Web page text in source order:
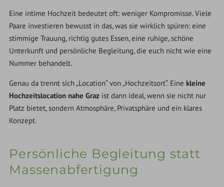
Eine intime Hochzeit bedeutet oft: weniger Kompromisse. Viele
Paare investieren bewusst in das, was sie wirklich spüren: eine
stimmige Trauung, richtig gutes Essen, eine ruhige, schöne
Unterkunft und persönliche Begleitung, die euch nicht wie eine
Nummer behandelt.
Genau da trennt sich „Location“ von „Hochzeitsort“. Eine kleine
Hochzeitslocation nahe Graz ist dann ideal, wenn sie nicht nur
Platz bietet, sondern Atmosphäre, Privatsphäre und ein klares
Konzept.
Persönliche Begleitung statt
Massenabfertigung